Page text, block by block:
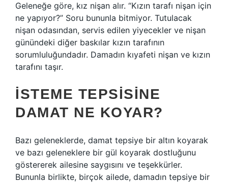
Geleneğe göre, kız nişan alır. “Kızın tarafı nişan için
ne yapıyor?” Soru bununla bitmiyor. Tutulacak
nişan odasından, servis edilen yiyecekler ve nişan
günündeki diğer baskılar kızın tarafının
sorumluluğundadır. Damadın kıyafeti nişan ve kızın
tarafını taşır.
İSTEME TEPSISINE
DAMAT NE KOYAR?
Bazı geleneklerde, damat tepsiye bir altın koyarak
ve bazı geleneklere bir gül koyarak dostluğunu
göstererek ailesine saygısını ve teşekkürler.
Bununla birlikte, birçok ailede, damadın tepsiye bir